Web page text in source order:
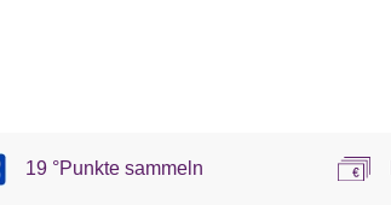
19 °Punkte sammeln